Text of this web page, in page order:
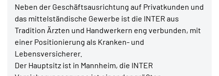
Neben der Geschäftsausrichtung auf Privatkunden und
das mittelständische Gewerbe ist die INTER aus
Tradition Ärzten und Handwerkern eng verbunden, mit
einer Positionierung als Kranken- und
Lebensversicherer.
Der Hauptsitz ist in Mannheim, die INTER